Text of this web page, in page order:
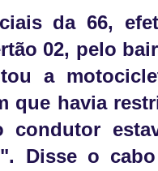
da 66,
02, pelo
a
que havia
Disse o